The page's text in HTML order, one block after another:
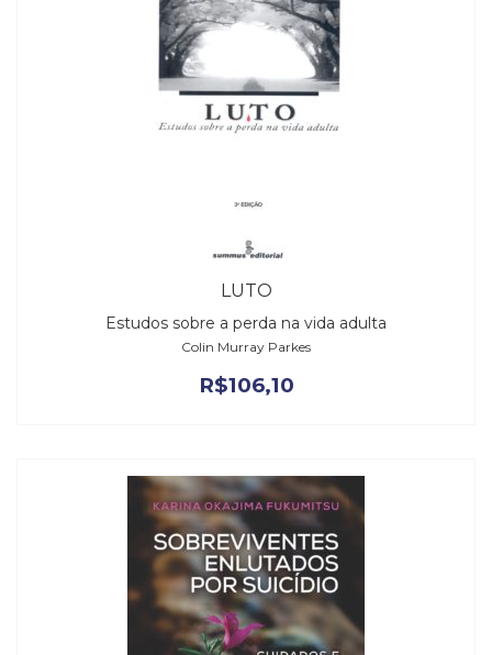
LUTO
Estudos sobre a perda na vida adulta
Colin Murray Parkes
R$106,10